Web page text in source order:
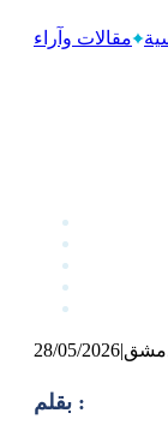
مقالات وآراء
28/05/2026|
بقلم :